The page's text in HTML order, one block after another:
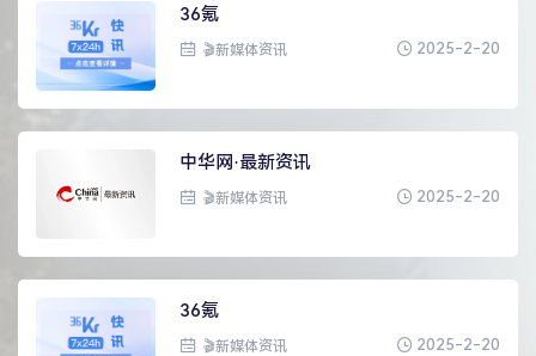
36氪
🎬新媒体资讯 2025-2-20
中华网·最新资讯
🎬新媒体资讯 2025-2-20
36氪
🎬新媒体资讯 2025-2-20